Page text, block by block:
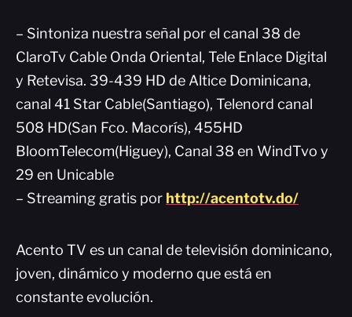
– Sintoniza nuestra señal por el canal 38 de
ClaroTv Cable Onda Oriental, Tele Enlace Digital
y Retevisa. 39-439 HD de Altice Dominicana,
canal 41 Star Cable(Santiago), Telenord canal
508 HD(San Fco. Macorís), 455HD
BloomTelecom(Higuey), Canal 38 en WindTvo y
29 en Unicable
– Streaming gratis por http://acentotv.do/
Acento TV es un canal de televisión dominicano,
joven, dinámico y moderno que está en
constante evolución.